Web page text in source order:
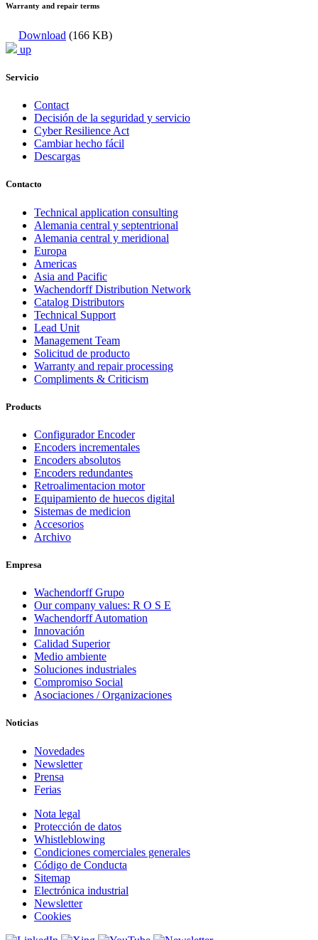
Warranty and repair terms
Download (166 KB)
up
Servicio
Contact
Decisión de la seguridad y servicio
Cyber Resilience Act
Cambiar hecho fácil
Descargas
Contacto
Technical application consulting
Alemania central y septentrional
Alemania central y meridional
Europa
Americas
Asia and Pacific
Wachendorff Distribution Network
Catalog Distributors
Technical Support
Lead Unit
Management Team
Solicitud de producto
Warranty and repair processing
Compliments & Criticism
Products
Configurador Encoder
Encoders incrementales
Encoders absolutos
Encoders redundantes
Retroalimentacion motor
Equipamiento de huecos digital
Sistemas de medicion
Accesorios
Archivo
Empresa
Wachendorff Grupo
Our company values: R O S E
Wachendorff Automation
Innovación
Calidad Superior
Medio ambiente
Soluciones industriales
Compromiso Social
Asociaciones / Organizaciones
Noticias
Novedades
Newsletter
Prensa
Ferias
Nota legal
Protección de datos
Whistleblowing
Condiciones comerciales generales
Código de Conducta
Sitemap
Electrónica industrial
Newsletter
Cookies